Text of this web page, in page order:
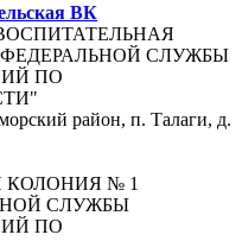
ВК
СЛУЖБЫ
ПО
район, п. Талаги, д.
КОЛОНИЯ № 1
СЛУЖБЫ
ПО